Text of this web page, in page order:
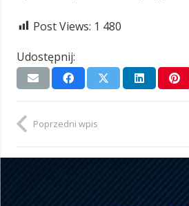
Post Views: 1 480
Udostępnij:
Poprzedni wpis